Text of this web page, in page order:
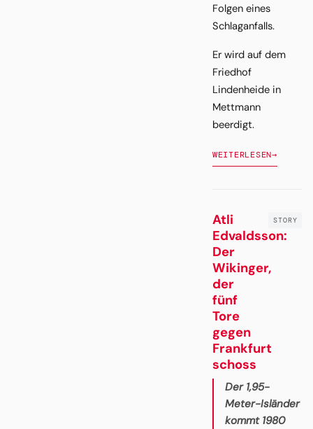
Folgen eines
Schlaganfalls.
Er wird auf dem
Friedhof
Lindenheide in
Mettmann
beerdigt.
WEITERLESEN→
Atli
Edvaldsson:
Der
Wikinger,
der
fünf
Tore
gegen
Frankfurt
schoss
Der 1,95-
Meter-Isländer
kommt 1980